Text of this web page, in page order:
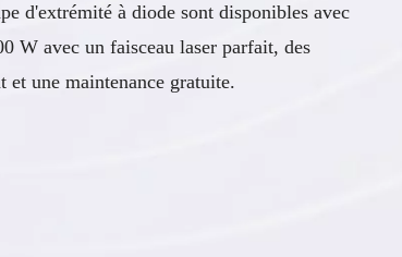
d'extrémité à diode sont disponibles avec
W avec un faisceau laser parfait, des
et une maintenance gratuite.